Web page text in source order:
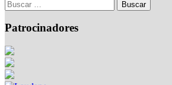
Patrocinadores